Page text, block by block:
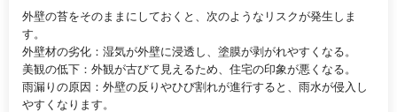
外壁の苔をそのままにしておくと、次のようなリスクが発生しま
す。
外壁材の劣化：湿気が外壁に浸透し、塗膜が剥がれやすくなる。
美観の低下：外観が古びて見えるため、住宅の印象が悪くなる。
雨漏りの原因：外壁の反りやひび割れが進行すると、雨水が侵入し
やすくなります。